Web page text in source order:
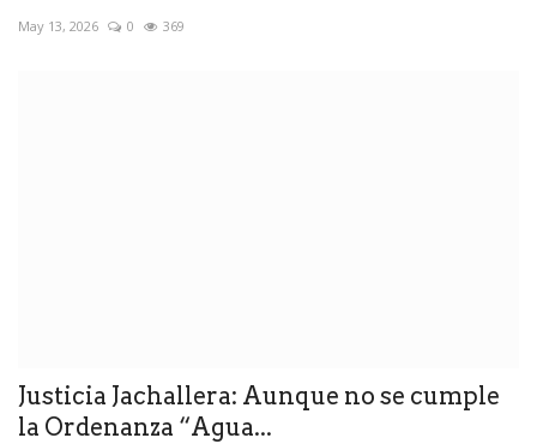
May 13, 2026 0 369
Justicia Jachallera: Aunque no se cumple
la Ordenanza “Agua...